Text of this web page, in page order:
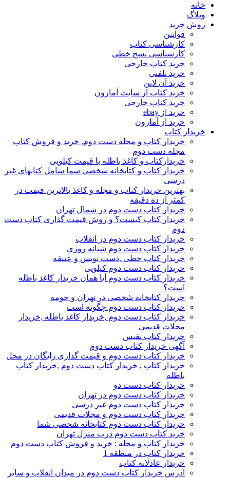
خانه
وبلاگ
روش خرید
قوانین
کارشناسی کتاب
کارشناسی نسخ خطی
خرید کتاب خارجی
خرید تلفنی
خرید آن لاین
خرید کتاب از سایت آمازون
خرید کتاب خارجی
خرید از ebay
خرید از آمازون
خریدار کتاب
خریدار کتاب و مجله دست دوم, خرید و فروش کتاب
مجله دست دوم
خریدارکتاب و کاغذ باطله با قیمت کیلویی
خریدار کتاب و کتابخانه شخصی شما شامل کتابهای غیر
درسی
بهترین خریدار کتاب و مجله و کاغذ بالاترین قیمت در
کمتر از ده دقیقه
خریدار کتاب دست دوم در شمال تهران
خریدار کتاب کیست؟ و روش قیمت گذاری کتاب دست
دوم
خریدار کتاب دست دوم در انقلاب
خریدار کتاب دست دوم شبانه روزی
خریدار کتاب خطی ,دست نویس و عتیقه
خریدار کتاب دست دوم کیلویی
خریدار کتاب دست دوم آیا همان خریدار کاغذ باطله
است؟
خریدار کتابخانه شخصی در تهران و حومه
خریدار کتاب دست دوم چگونه است
خریدار کتاب دست دوم ,خریدار کاغذ باطله ,خریدار
مجلات قدیمی
خریدار کتاب نفیس
آگهی خریدار کتاب دست دوم
خریدار کتاب دست دوم و قیمت گذاری رایگان در محل
خریدار کتاب , خریدار کتاب دست دوم ,خریدار کتاب
باطله
خریدار کتاب دست دو
خریدار کتاب دست دوم در تهران
خریدار کتاب دست دوم غیر درسی
خریدار کتاب دست دوم و مجلات قدیمی
خریدار کتاب دست دوم کتابخانه شخصی شما
خرید کتاب دست دوم درب منزل تهران
خریدار کتاب و مجله : خرید و فروش کتاب دست دوم
خریدار کتاب در منطقه 1
خریدار عادلانه کتاب
آدرس خریدار کتاب دست دوم در میدان انقلاب و سایر